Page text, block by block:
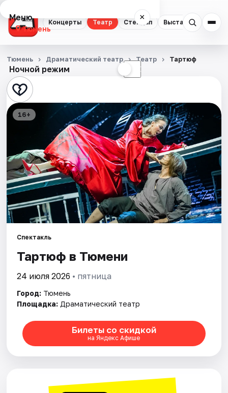
Концерты Театр Стендап Выставки
Меню ×
Тюмень
Концерты
Театр
Стендап
Квесты
Экскурсии
Спорт
События
Города
Площадки
Артисты
Рейтинги
Ночной режим ☾
Тюмень Драматический театр Театр Тартюф
16+
Спектакль
Тартюф в Тюмени
24 июля 2026 • пятница
Город: Тюмень
Площадка: Драматический театр
Билеты со скидкой
на Яндекс Афише